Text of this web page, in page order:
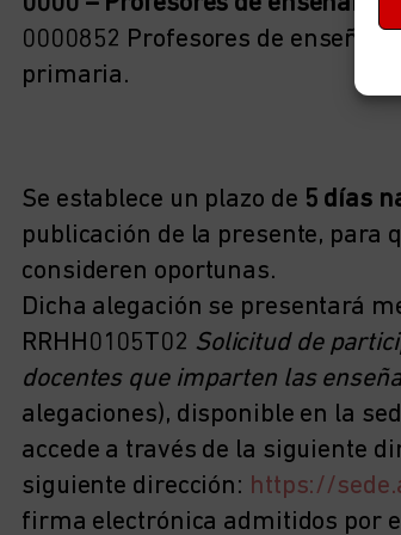
0000852 Profesores de
primaria.
Se establece un plazo de 5 días
publicación de la presente, para
consideren oportunas.
Dicha alegación se presentará
RRHH0105T02 Solicitud de
docentes que imparten las
alegaciones), disponible en la
accede a través de la siguiente
siguiente dirección: https://
firma electrónica admitidos por